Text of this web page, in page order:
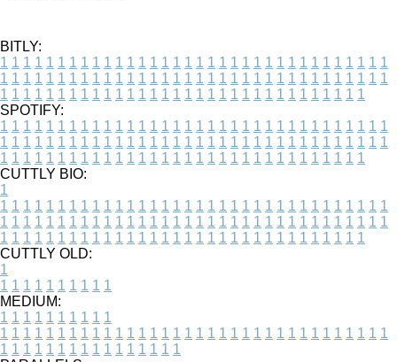
BITLY:
1 1 1 1 1 1 1 1 1 1 1 1 1 1 1 1 1 1 1 1 1 1 1 1 1 1 1 1 1 1 1 1 1 1
1 1 1 1 1 1 1 1 1 1 1 1 1 1 1 1 1 1 1 1 1 1 1 1 1 1 1 1 1 1 1 1 1 1
1 1 1 1 1 1 1 1 1 1 1 1 1 1 1 1 1 1 1 1 1 1 1 1 1 1 1 1 1 1 1 1
SPOTIFY:
1 1 1 1 1 1 1 1 1 1 1 1 1 1 1 1 1 1 1 1 1 1 1 1 1 1 1 1 1 1 1 1 1 1
1 1 1 1 1 1 1 1 1 1 1 1 1 1 1 1 1 1 1 1 1 1 1 1 1 1 1 1 1 1 1 1 1 1
1 1 1 1 1 1 1 1 1 1 1 1 1 1 1 1 1 1 1 1 1 1 1 1 1 1 1 1 1 1 1 1
CUTTLY BIO:
1
1 1 1 1 1 1 1 1 1 1 1 1 1 1 1 1 1 1 1 1 1 1 1 1 1 1 1 1 1 1 1 1 1 1
1 1 1 1 1 1 1 1 1 1 1 1 1 1 1 1 1 1 1 1 1 1 1 1 1 1 1 1 1 1 1 1 1 1
1 1 1 1 1 1 1 1 1 1 1 1 1 1 1 1 1 1 1 1 1 1 1 1 1 1 1 1 1 1 1 1
CUTTLY OLD:
1
1 1 1 1 1 1 1 1 1 1
MEDIUM:
1 1 1 1 1 1 1 1 1 1
1 1 1 1 1 1 1 1 1 1 1 1 1 1 1 1 1 1 1 1 1 1 1 1 1 1 1 1 1 1 1 1 1 1
1 1 1 1 1 1 1 1 1 1 1 1 1 1 1 1